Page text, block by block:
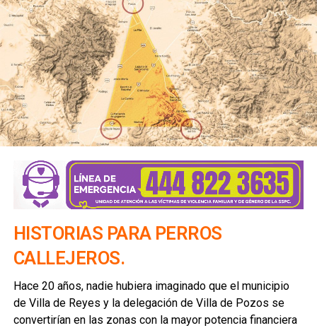
HISTORIAS PARA PERROS
CALLEJEROS.
Hace 20 años, nadie hubiera imaginado que el municipio
de Villa de Reyes y la delegación de Villa de Pozos se
convertirían en las zonas con la mayor potencia financiera